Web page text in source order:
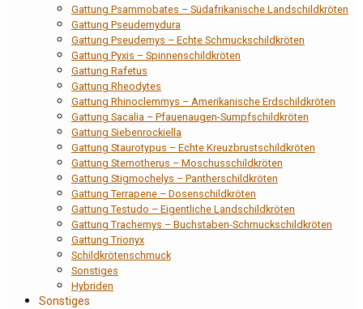
Gattung Psammobates – Südafrikanische Landschildkröten
Gattung Pseudemydura
Gattung Pseudemys – Echte Schmuckschildkröten
Gattung Pyxis – Spinnenschildkröten
Gattung Rafetus
Gattung Rheodytes
Gattung Rhinoclemmys – Amerikanische Erdschildkröten
Gattung Sacalia – Pfauenaugen-Sumpfschildkröten
Gattung Siebenrockiella
Gattung Staurotypus – Echte Kreuzbrustschildkröten
Gattung Sternotherus – Moschusschildkröten
Gattung Stigmochelys – Pantherschildkröten
Gattung Terrapene – Dosenschildkröten
Gattung Testudo – Eigentliche Landschildkröten
Gattung Trachemys – Buchstaben-Schmuckschildkröten
Gattung Trionyx
Schildkrötenschmuck
Sonstiges
Hybriden
Sonstiges